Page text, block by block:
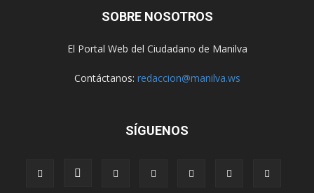
SOBRE NOSOTROS
El Portal Web del Ciudadano de Manilva
Contáctanos: redaccion@manilva.ws
SÍGUENOS